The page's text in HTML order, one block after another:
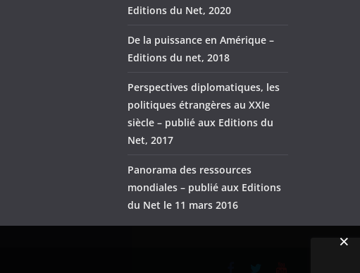
Editions du Net, 2020
De la puissance en Amérique –
Editions du net, 2018
Perspectives diplomatiques, les
politiques étrangères au XXIe
siècle – publié aux Editions du
Net, 2017
Panorama des ressources
mondiales – publié aux Editions
du Net le 11 mars 2016